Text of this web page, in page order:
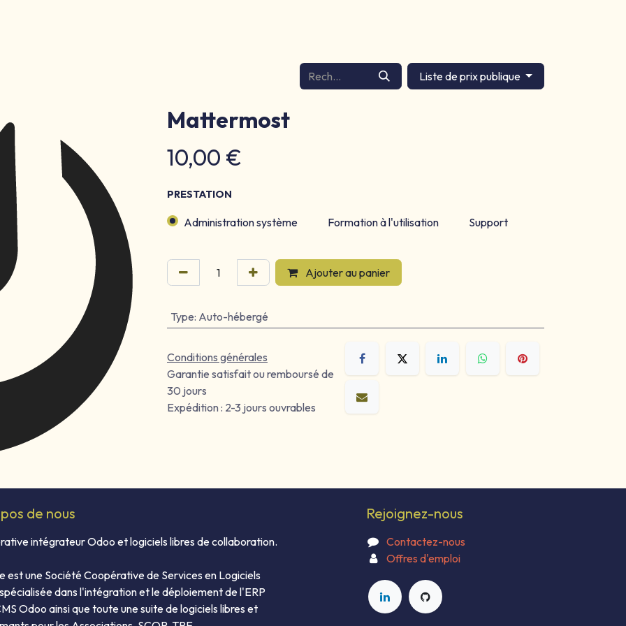
Liste de prix publique
Mattermost
10,00 €
PRESTATION
Administration système Formation à l'utilisation Support
Ajouter au panier
Type: Auto-hébergé
Conditions générales
Garantie satisfait ou remboursé de
30 jours
Expédition : 2-3 jours ouvrables
de nous
intégrateur Odoo et logiciels libres de collaboration.
est une Société Coopérative de Services en Logiciels
dans l'intégration et le déploiement de l'ERP
Odoo ainsi que toute une suite de logiciels libres et
Rejoignez-nous
Contactez-nous
Offres d'emploi